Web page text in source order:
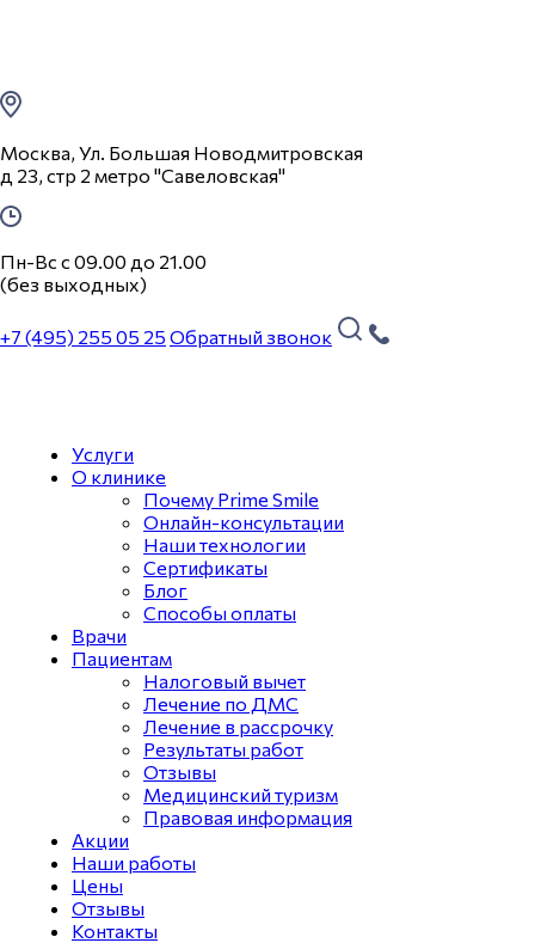
Москва, Ул. Большая Новодмитровская
д 23, стр 2 метро "Савеловская"
Пн-Вс с 09.00 до 21.00
(без выходных)
+7 (495) 255 05 25 Обратный звонок
Услуги
О клинике
Почему Prime Smile
Онлайн-консультации
Наши технологии
Сертификаты
Блог
Способы оплаты
Врачи
Пациентам
Налоговый вычет
Лечение по ДМС
Лечение в рассрочку
Результаты работ
Отзывы
Медицинский туризм
Правовая информация
Акции
Наши работы
Цены
Отзывы
Контакты